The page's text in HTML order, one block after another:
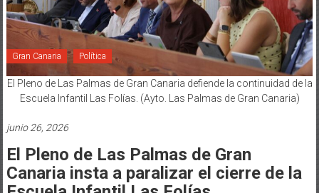
Gran Canaria Política
El Pleno de Las Palmas de Gran Canaria defiende la continuidad de la
Escuela Infantil Las Folías. (Ayto. Las Palmas de Gran Canaria)
junio 26, 2026
El Pleno de Las Palmas de Gran
Canaria insta a paralizar el cierre de la